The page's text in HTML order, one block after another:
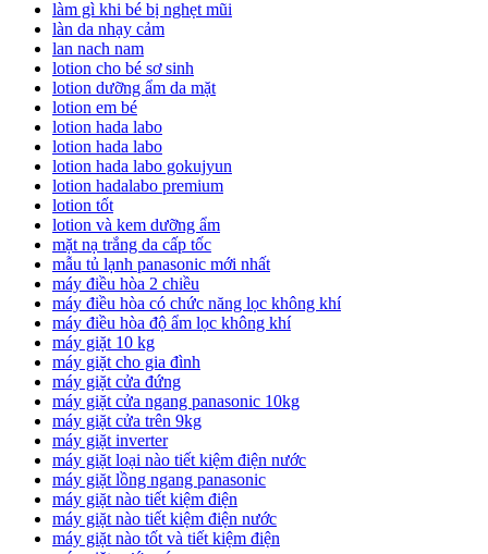
làm gì khi bé bị nghẹt mũi
làn da nhạy cảm
lan nach nam
lotion cho bé sơ sinh
lotion dưỡng ẩm da mặt
lotion em bé
lotion hada labo
lotion hada labo
lotion hada labo gokujyun
lotion hadalabo premium
lotion tốt
lotion và kem dưỡng ẩm
mặt nạ trắng da cấp tốc
mẫu tủ lạnh panasonic mới nhất
máy điều hòa 2 chiều
máy điều hòa có chức năng lọc không khí
máy điều hòa độ ẩm lọc không khí
máy giặt 10 kg
máy giặt cho gia đình
máy giặt cửa đứng
máy giặt cửa ngang panasonic 10kg
máy giặt cửa trên 9kg
máy giặt inverter
máy giặt loại nào tiết kiệm điện nước
máy giặt lồng ngang panasonic
máy giặt nào tiết kiệm điện
máy giặt nào tiết kiệm điện nước
máy giặt nào tốt và tiết kiệm điện